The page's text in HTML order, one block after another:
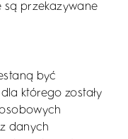
są przekazywane
być
którego zostały
danych